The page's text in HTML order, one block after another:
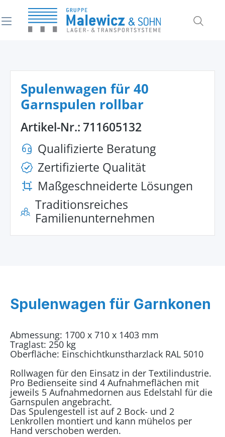
springen
Spulenwagen für 40
Garnspulen rollbar
Artikel-Nr.:711605132
Qualifizierte Beratung
Zertifizierte Qualität
Maßgeschneiderte Lösungen
Traditionsreiches
Familienunternehmen
Spulenwagen für Garnkonen
Abmessung: 1700 x 710 x 1403 mm
Traglast: 250 kg
Oberfläche: Einschichtkunstharzlack RAL 5010
Rollwagen für den Einsatz in der Textilindustrie.
Pro Bedienseite sind 4 Aufnahmeflächen mit
jeweils 5 Aufnahmedornen aus Edelstahl für die
Garnspulen angebracht.
Das Spulengestell ist auf 2 Bock- und 2
Lenkrollen montiert und kann mühelos per
Hand verschoben werden.